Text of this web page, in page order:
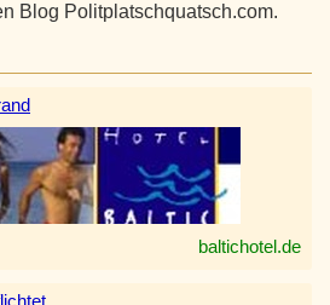
Blog Politplatschquatsch.com.
baltichotel.de